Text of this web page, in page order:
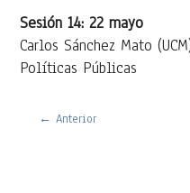
Sesión 14: 22 mayo
Carlos Sánchez Mato
Políticas Públicas
← Anterior